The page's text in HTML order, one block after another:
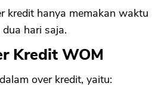
kredit hanya memakan waktu
hari saja.
Kredit WOM
over kredit, yaitu: